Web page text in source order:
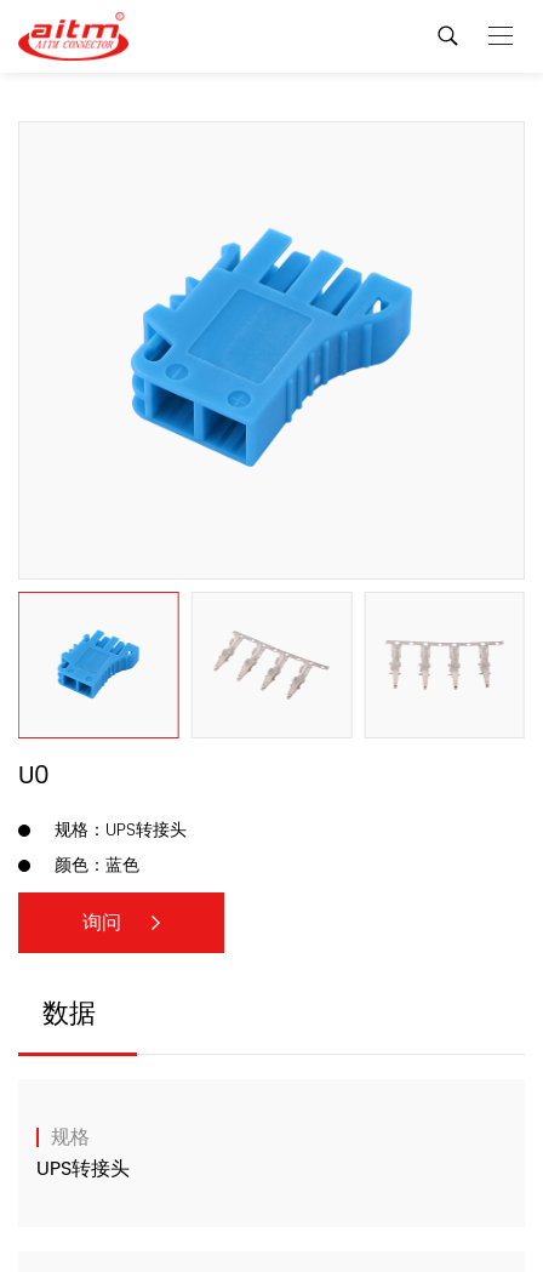
U0
规格：UPS转接头
颜色：蓝色
询问
数据
规格
UPS转接头